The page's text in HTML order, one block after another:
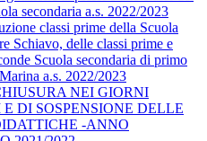
secondaria a.s. 2022/2023
classi prime della Scuola
Schiavo, delle classi prime e
Scuola secondaria di primo
a.s. 2022/2023
NEI GIORNI
E DI SOSPENSIONE DELLE
-ANNO